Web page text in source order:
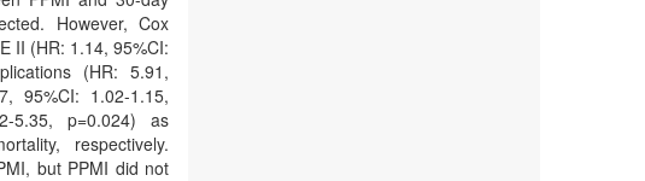
However, Cox
II (HR: 1.14, 95%CI:
(HR: 5.91,
95%CI: 1.02-1.15,
5.35, p=0.024) as
respectively.
but PPMI did not